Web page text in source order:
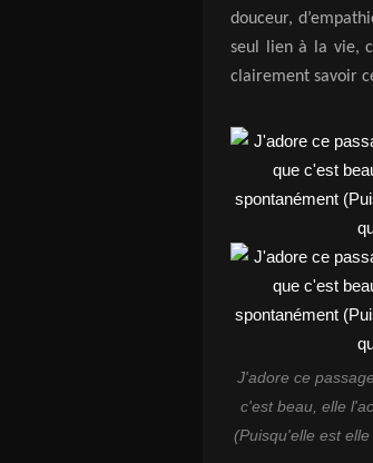
douceur,
seul lien à la vie,
clairement savoir
J'adore ce
c'est beau, elle
(Puisqu'elle est